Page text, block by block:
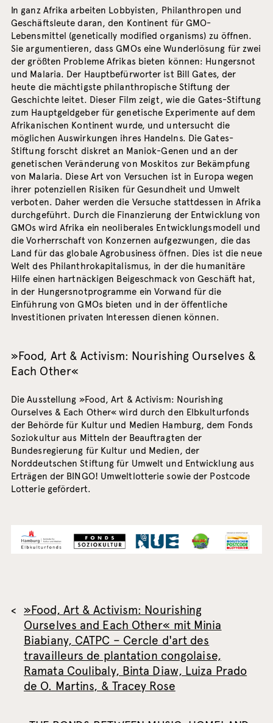
In ganz Afrika arbeiten Lobbyisten, Philanthropen und
Geschäftsleute daran, den Kontinent für GMO-
Lebensmittel (genetically modified organisms) zu öffnen.
Sie argumentieren, dass GMOs eine Wunderlösung für zwei
der größten Probleme Afrikas bieten können: Hungersnot
und Malaria. Der Hauptbefürworter ist Bill Gates, der
heute die mächtigste philanthropische Stiftung der
Geschichte leitet. Dieser Film zeigt, wie die Gates-Stiftung
zum Hauptgeldgeber für genetische Experimente auf dem
Afrikanischen Kontinent wurde, und untersucht die
möglichen Auswirkungen ihres Handelns. Die Gates-
Stiftung forscht diskret an Maniok-Genen und an der
genetischen Veränderung von Moskitos zur Bekämpfung
von Malaria. Diese Art von Versuchen ist in Europa wegen
ihrer potenziellen Risiken für Gesundheit und Umwelt
verboten. Daher werden die Versuche stattdessen in Afrika
durchgeführt. Durch die Finanzierung der Entwicklung von
GMOs wird Afrika ein neoliberales Entwicklungsmodell und
die Vorherrschaft von Konzernen aufgezwungen, die das
Land für das globale Agrobusiness öffnen. Dies ist die neue
Welt des Philanthrokapitalismus, in der die humanitäre
Hilfe einen hartnäckigen Beigeschmack von Geschäft hat,
in der Hungersnotprogramme ein Vorwand für die
Einführung von GMOs bieten und in der öffentliche
Investitionen privaten Interessen dienen können.
»Food, Art & Activism: Nourishing Ourselves &
Each Other«
Die Ausstellung »Food, Art & Activism: Nourishing
Ourselves & Each Other« wird durch den Elbkulturfonds
der Behörde für Kultur und Medien Hamburg, dem Fonds
Soziokultur aus Mitteln der Beauftragten der
Bundesregierung für Kultur und Medien, der
Norddeutschen Stiftung für Umwelt und Entwicklung aus
Erträgen der BINGO! Umweltlotterie sowie der Postcode
Lotterie gefördert.
»Food, Art & Activism: Nourishing
Ourselves and Each Other« mit Minia
Biabiany, CATPC – Cercle d'art des
travailleurs de plantation congolaise,
Ramata Coulibaly, Binta Diaw, Luiza Prado
de O. Martins, & Tracey Rose